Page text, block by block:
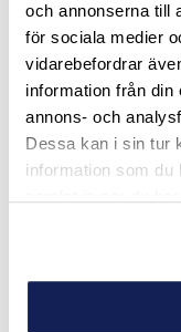
och annonserna till
för sociala medier
vidarebefordrar
information från din
annons- och
Dessa kan i sin tur
information som du
Fem skidorter –
vanliga
Kaprun
Snösäkert tack
en avkopplande
Bad Gastein
En unik mix av
270 km pister och
som vill kombinera